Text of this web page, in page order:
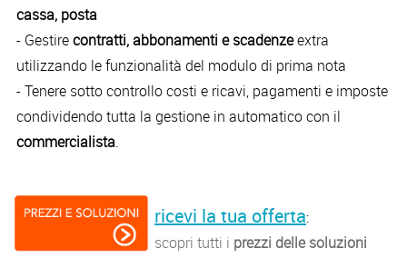
cassa, posta
- Gestirecontratti, abbonamenti e scadenzeextra
utilizzando le funzionalità del modulo di prima nota
- Tenere sotto controllo costi e ricavi, pagamenti e imposte
condividendo tutta la gestione in automatico con il
commercialista.
ricevi la tua offerta:
scopri tutti i prezzi delle soluzioni